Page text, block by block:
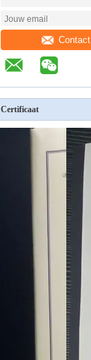
Contact
Certificaat